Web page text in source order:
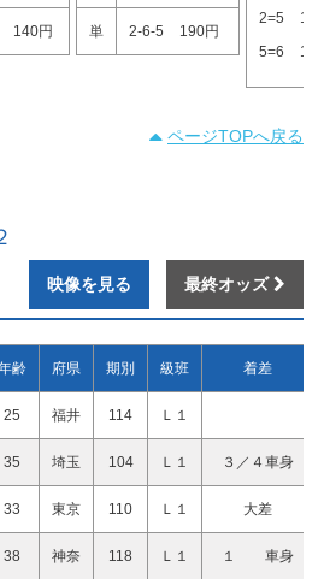
140円 単 2-6-5 190円
2=5
5=6
ページTOPへ戻る
映像を見る 最終オッズ
齢 府県 期別 級班 着差
25 福井 114 Ｌ１
35 埼玉 104 Ｌ１ ３／４車身
33 東京 110 Ｌ１ 大差
38 神奈 118 Ｌ１ １ 車身